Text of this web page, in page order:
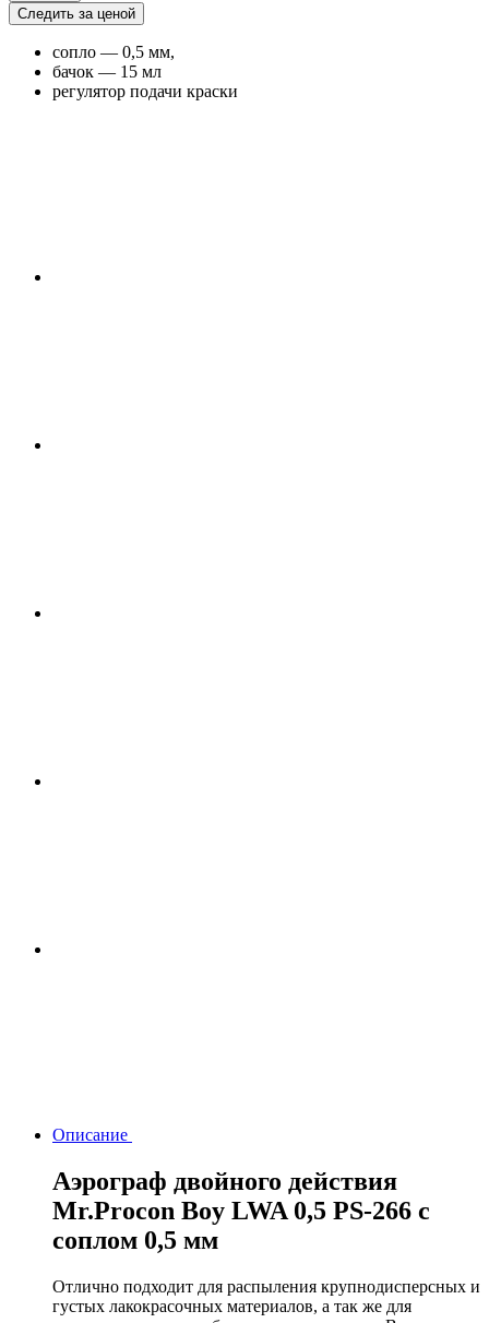
Следить за ценой
сопло — 0,5 мм,
бачок — 15 мл
регулятор подачи краски
Описание
Аэрограф двойного действия
Mr.Procon Boy LWA 0,5 PS-266 с
соплом 0,5 мм
Отлично подходит для распыления крупнодисперсных и
густых лакокрасочных материалов, а так же для